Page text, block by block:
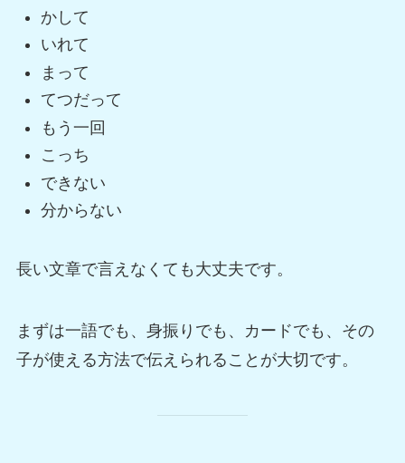
かして
いれて
まって
てつだって
もう一回
こっち
できない
分からない
長い文章で言えなくても大丈夫です。
まずは一語でも、身振りでも、カードでも、その
子が使える方法で伝えられることが大切です。